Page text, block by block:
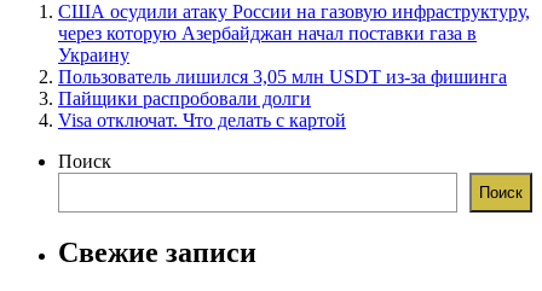
США осудили атаку России на газовую инфраструктуру,
через которую Азербайджан начал поставки газа в
Украину
Пользователь лишился 3,05 млн USDT из-за фишинга
Пайщики распробовали долги
Visa отключат. Что делать с картой
Поиск
Поиск
Свежие записи